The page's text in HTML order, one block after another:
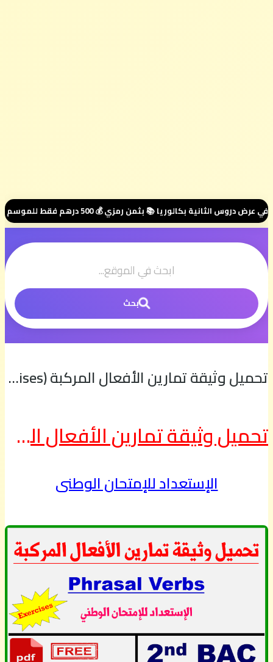
بثمن رمزي 💰 500 درهم فقط للموسم الكامل ⭐ تواصل معنا عبر واتساب هنا 📲06.00.58.39.68📲 وسنتواصل معك 🤝 مرحبا بك في مجموعتنا الخاصة 👥
بحث
تحميل وثيقة تمارين الأفعال المركبة (Phrasal Verbs Exercises) من أجل الإستعداد للإمتحان الوطني | الإنجليزية مع السيمو
تحميل وثيقة تمارين الأفعال المركبة
الإستعداد للإمتحان الوطني